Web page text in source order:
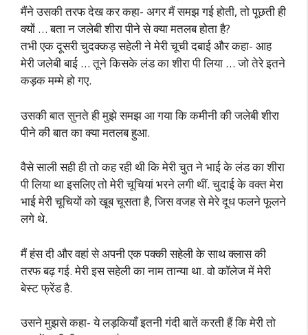
मैंने उसकी तरफ देख कर कहा- अगर मैं समझ गई होती, तो पूछती ही
क्यों … बता न जलेबी शीरा पीने से क्या मतलब होता है?
तभी एक दूसरी चुदक्कड़ सहेली ने मेरी चूची दबाई और कहा- आह
मेरी जलेबी बाई … तूने किसके लंड का शीरा पी लिया … जो तेरे इतने
कड़क मम्मे हो गए.
उसकी बात सुनते ही मुझे समझ आ गया कि कमीनी की जलेबी शीरा
पीने की बात का क्या मतलब हुआ.
वैसे साली सही ही तो कह रही थी कि मेरी चुत ने भाई के लंड का शीरा
पी लिया था इसलिए तो मेरी चूचियां भरने लगी थीं. चुदाई के वक्त मेरा
भाई मेरी चूचियों को खूब चूसता है, जिस वजह से मेरे दूध फलने फूलने
लगे थे.
मैं हंस दी और वहां से अपनी एक पक्की सहेली के साथ क्लास की
तरफ बढ़ गई. मेरी इस सहेली का नाम तान्या था. वो कॉलेज में मेरी
बेस्ट फ्रेंड है.
उसने मुझसे कहा- ये लड़कियाँ इतनी गंदी बातें करती हैं कि मेरी तो